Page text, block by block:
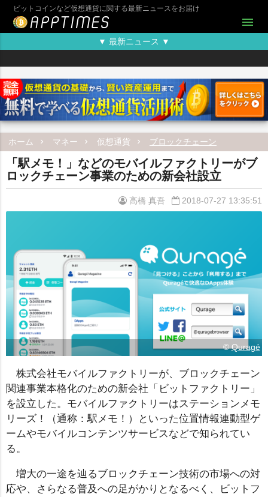
ビットコインなど仮想通貨に関する最新ニュースをお届け
menu
▼ 最新ニュース ▼
ホーム マネー 仮想通貨 ブロックチェーン
「駅メモ！」などのモバイルファクトリーがブ
ロックチェーン事業のための新会社設立
高橋 真吾 2018-07-27 13:35:51
©Quragé
株式会社モバイルファクトリーが、ブロックチェーン
関連事業本格化のための新会社「ビットファクトリー」
を設立した。モバイルファクトリーはステーションメモ
リーズ！（通称：駅メモ！）といった位置情報連動型ゲ
ームやモバイルコンテンツサービスなどで知られてい
る。
増大の一途を辿るブロックチェーン技術の市場への対
応や、さらなる普及への足がかりとなるべく、ビットフ